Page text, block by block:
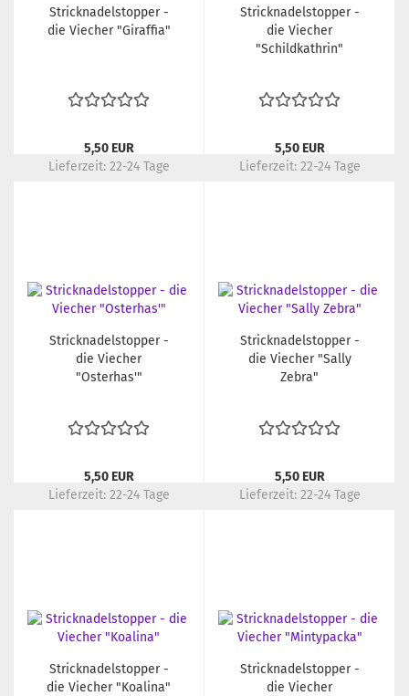
Stricknadelstopper -
die Viecher "Giraffia"
5,50 EUR
Lieferzeit: 22-24 Tage
Stricknadelstopper -
die Viecher
"Schildkathrin"
5,50 EUR
Lieferzeit: 22-24 Tage
Stricknadelstopper -
die Viecher
"Osterhas'"
5,50 EUR
Lieferzeit: 22-24 Tage
Stricknadelstopper -
die Viecher "Sally
Zebra"
5,50 EUR
Lieferzeit: 22-24 Tage
Stricknadelstopper -
die Viecher "Koalina"
Stricknadelstopper -
die Viecher